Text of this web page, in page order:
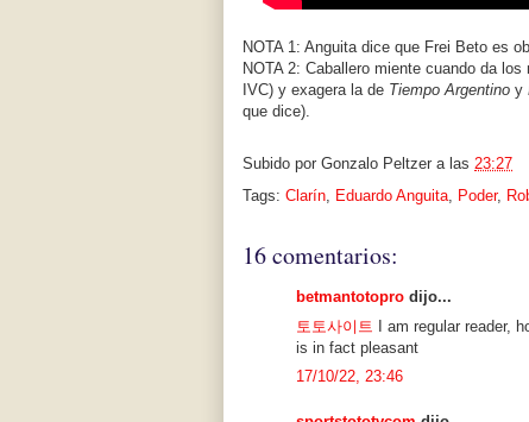
NOTA 1: Anguita dice que Frei Beto es
NOTA 2: Caballero miente cuando da
IVC) y exagera la de Tiempo Argentino y
que dice).
Subido por Gonzalo Peltzer a las 23:27
Tags: Clarín, Eduardo Anguita, Poder,
16 comentarios:
betmantotopro dijo...
토토사이트 I am regular reader,
is in fact pleasant
17/10/22, 23:46